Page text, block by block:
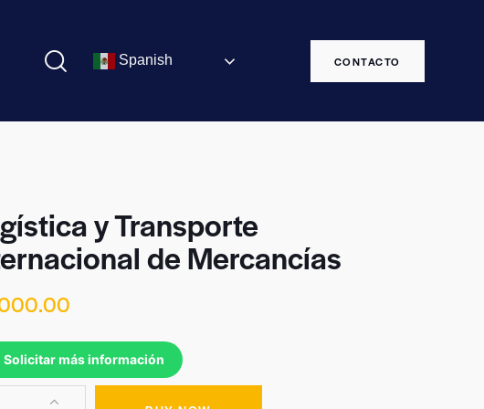
Spanish CONTACTO
y Transporte
de Mercancías
Solicitar más información